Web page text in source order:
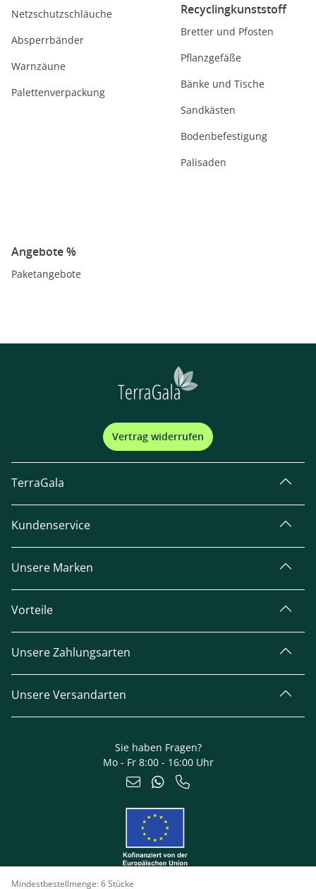
Mindestbestellmenge:6 Stücke
Netzschutzschläuche
Absperrbänder
Warnzäune
Palettenverpackung
Recyclingkunststoff
Bretter und Pfosten
Pflanzgefäße
Bänke und Tische
Sandkästen
Bodenbefestigung
Palisaden
Angebote %
Paketangebote
Vertrag widerrufen
TerraGala
Kundenservice
Unsere Marken
Vorteile
Unsere Zahlungsarten
Unsere Versandarten
Sie haben Fragen?
Mo - Fr 8:00 - 16:00 Uhr